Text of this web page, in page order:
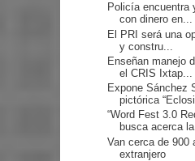
Policía encuentra
con dinero en...
El PRI será una
y constru...
Enseñan manejo
el CRIS Ixtap...
Expone Sánchez
pictórica
“Word Fest 3.0
busca acerca
Van cerca de 900
extranjero